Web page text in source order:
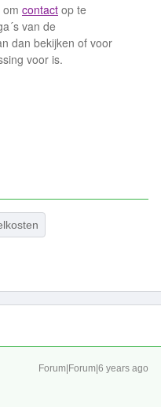
contact op te
van de
dan bekijken of voor
voor is.
Forum|Forum|6 years ago